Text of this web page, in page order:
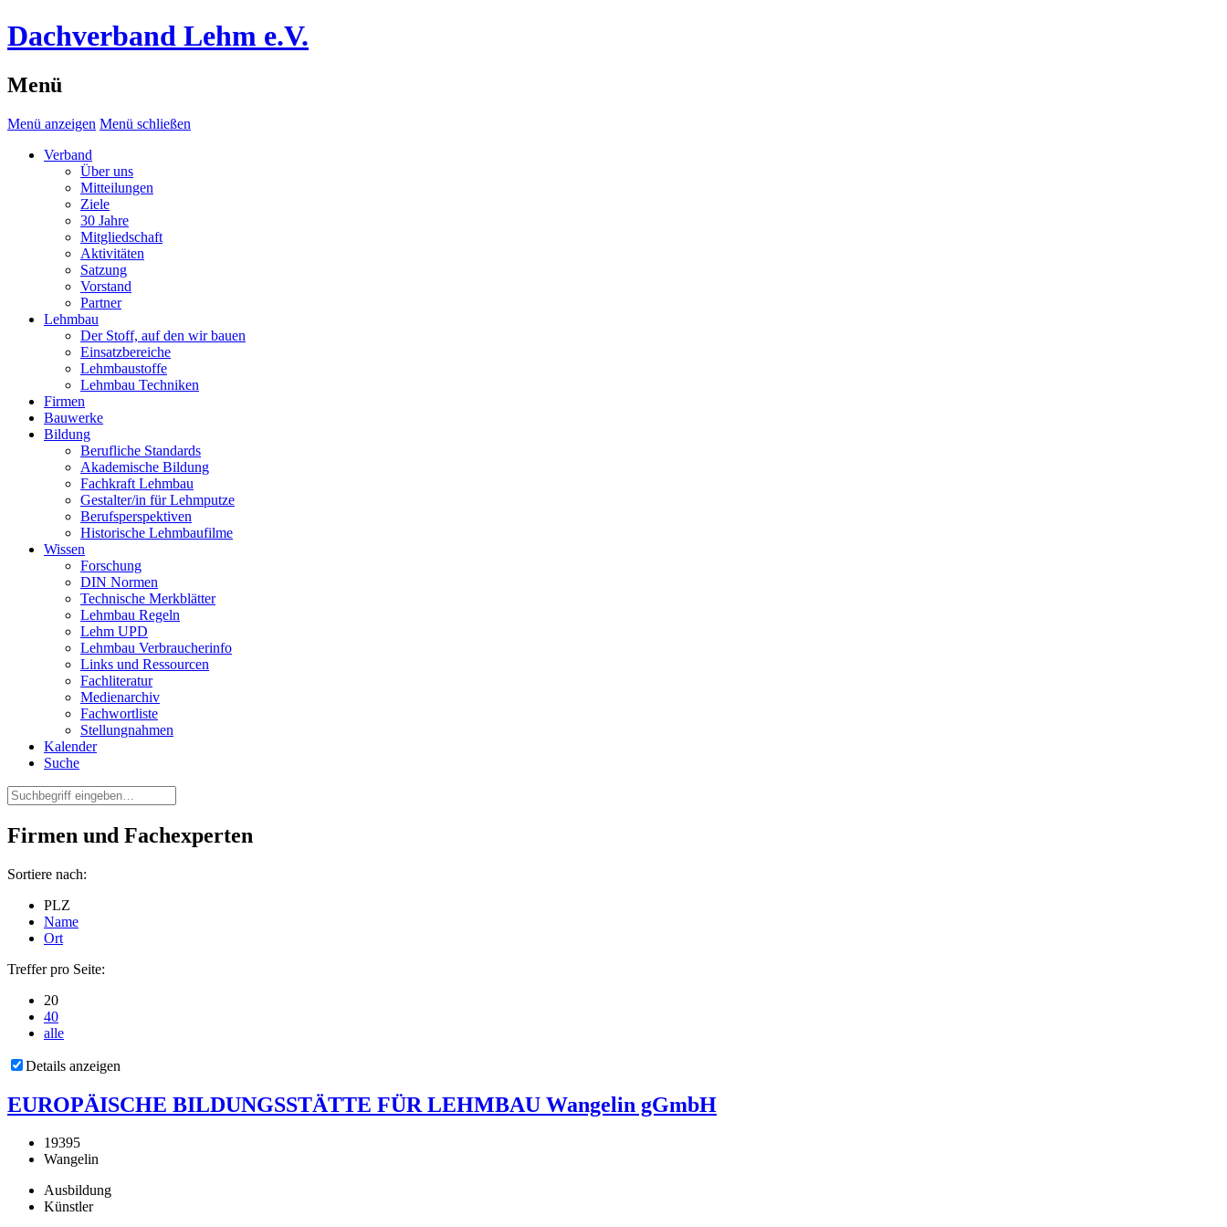
Dachverband Lehm e.V.
Menü
Menü anzeigen Menü schließen
Verband
Über uns
Mitteilungen
Ziele
30 Jahre
Mitgliedschaft
Aktivitäten
Satzung
Vorstand
Partner
Lehmbau
Der Stoff, auf den wir bauen
Einsatzbereiche
Lehmbaustoffe
Lehmbau Techniken
Firmen
Bauwerke
Bildung
Berufliche Standards
Akademische Bildung
Fachkraft Lehmbau
Gestalter/in für Lehmputze
Berufsperspektiven
Historische Lehmbaufilme
Wissen
Forschung
DIN Normen
Technische Merkblätter
Lehmbau Regeln
Lehm UPD
Lehmbau Verbraucherinfo
Links und Ressourcen
Fachliteratur
Medienarchiv
Fachwortliste
Stellungnahmen
Kalender
Suche
Firmen und Fachexperten
Sortiere nach:
PLZ
Name
Ort
Treffer pro Seite:
20
40
alle
Details anzeigen
EUROPÄISCHE BILDUNGSSTÄTTE FÜR LEHMBAU Wangelin gGmbH
19395
Wangelin
Ausbildung
Künstler